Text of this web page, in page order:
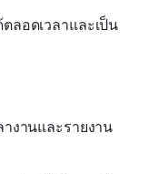
ลอดเวลาและเป็น
งานและรายงาน